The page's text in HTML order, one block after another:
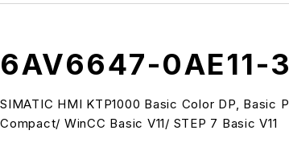
6AV6647-0AE11-
SIMATIC HMI KTP1000 Basic Color DP,
Compact/ WinCC Basic V11/ STEP 7 Basic V11